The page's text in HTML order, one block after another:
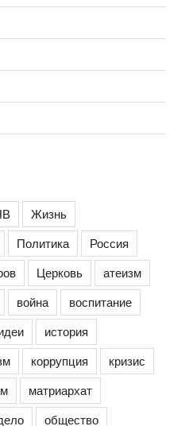
Жизнь
Политика
Россия
Церковь
атеизм
война
воспитание
история
коррупция
кризис
матриархат
общество